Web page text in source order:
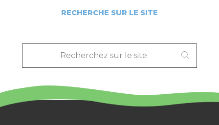
RECHERCHE SUR LE SITE
LE
SITE